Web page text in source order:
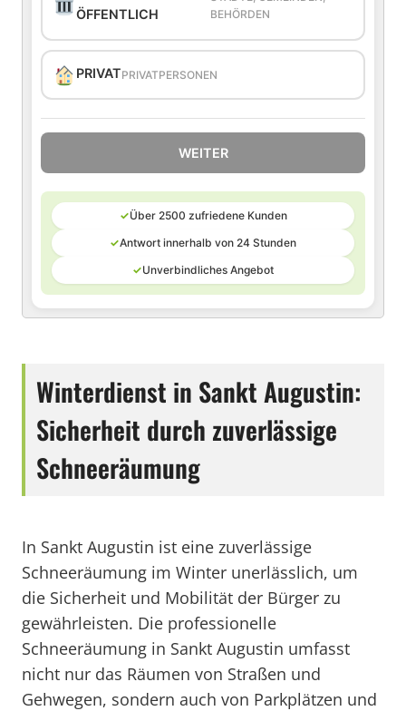
ÖFFENTLICH
BEHÖRDEN
PRIVATPRIVATPERSONEN
WEITER
✓Über 2500 zufriedene Kunden
✓Antwort innerhalb von 24 Stunden
✓Unverbindliches Angebot
Winterdienst in Sankt Augustin:
Sicherheit durch zuverlässige
Schneeräumung
In Sankt Augustin ist eine zuverlässige
Schneeräumung im Winter unerlässlich, um
die Sicherheit und Mobilität der Bürger zu
gewährleisten. Die professionelle
Schneeräumung in Sankt Augustin umfasst
nicht nur das Räumen von Straßen und
Gehwegen, sondern auch von Parkplätzen und